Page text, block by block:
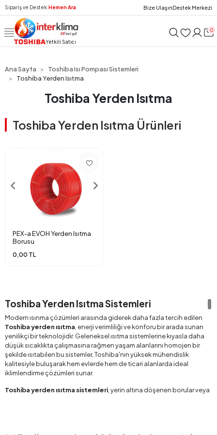
Sipariş ve Destek:Hemen Ara Bize UlaşınDestek Merkezi
Yetkili Satıcı
0
Ana Sayfa
Toshiba Isı Pompası Sistemleri
Toshiba Yerden Isıtma
Toshiba Yerden Isıtma
Toshiba Yerden Isıtma Ürünleri
PEX-a EVOH Yerden Isıtma
Borusu
0,00 TL
Toshiba Yerden Isıtma Sistemleri
Modern ısınma çözümleri arasında giderek daha fazla tercih edilen
Toshiba yerden ısıtma , enerji verimliliği ve konforu bir arada sunan
yenilikçi bir teknolojidir. Geleneksel ısıtma sistemlerine kıyasla daha
düşük sıcaklıkta çalışmasına rağmen yaşam alanlarını homojen bir
şekilde ısıtabilen bu sistemler, Toshiba'nın yüksek mühendislik
kalitesiyle buluşarak hem evlerde hem de ticari alanlarda ideal
iklimlendirme çözümleri sunar.
Toshiba yerden ısıtma sistemleri , yerin altına döşenen borular veya